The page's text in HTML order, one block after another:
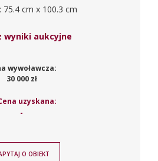
75.4 cm x 100.3 cm
wyniki aukcyjne
wywoławcza:
30 000 zł
uzyskana:
-
O OBIEKT